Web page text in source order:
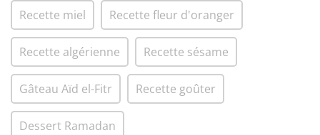
Recette miel Recette fleur d'oranger
Recette algérienne Recette sésame
Gâteau Aïd el-Fitr Recette goûter
Dessert Ramadan